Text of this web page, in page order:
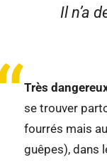
Il n’a
Très
se trouver
fourrés mais
guêpes), dans